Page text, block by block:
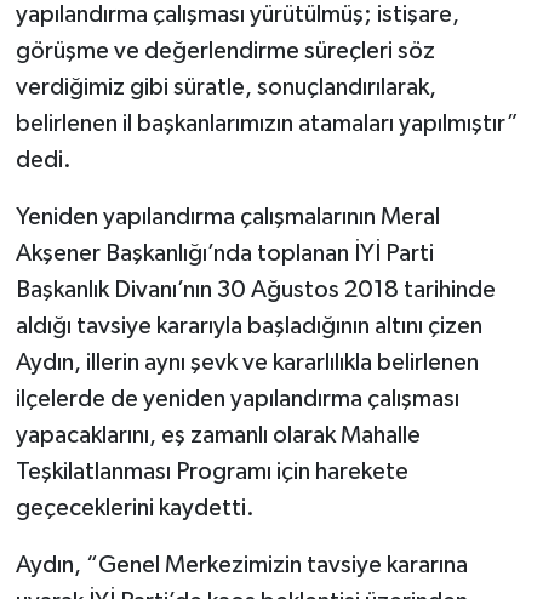
yapılandırma çalışması yürütülmüş; istişare,
görüşme ve değerlendirme süreçleri söz
verdiğimiz gibi süratle, sonuçlandırılarak,
belirlenen il başkanlarımızın atamaları yapılmıştır”
dedi.
Yeniden yapılandırma çalışmalarının Meral
Akşener Başkanlığı’nda toplanan İYİ Parti
Başkanlık Divanı’nın 30 Ağustos 2018 tarihinde
aldığı tavsiye kararıyla başladığının altını çizen
Aydın, illerin aynı şevk ve kararlılıkla belirlenen
ilçelerde de yeniden yapılandırma çalışması
yapacaklarını, eş zamanlı olarak Mahalle
Teşkilatlanması Programı için harekete
geçeceklerini kaydetti.
Aydın, “Genel Merkezimizin tavsiye kararına